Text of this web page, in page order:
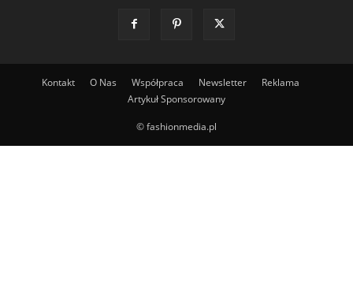
Kontakt O Nas Współpraca Newsletter
Reklama
Artykuł Sponsorowany
© fashionmedia.pl